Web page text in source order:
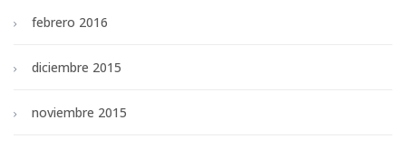
febrero 2016
diciembre 2015
noviembre 2015